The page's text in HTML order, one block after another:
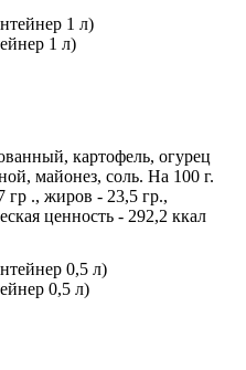
1 л)
картофель, огурец
майонез, соль. На 100 г.
гр ., жиров - 23,5 гр.,
ценность - 292,2 ккал
0,5 л)